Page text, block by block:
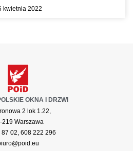
kwietnia 2022
OKNA I DRZWI
2 lok 1.22,
219 Warszawa
02, 608 222 296